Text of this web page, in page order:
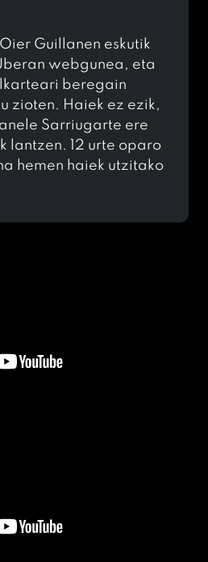
Guillanen eskutik
webgunea, eta
beregain
zioten. Haiek ez ezik,
Sarriugarte ere
lantzen. 12 urte oparo
hemen haiek utzitako